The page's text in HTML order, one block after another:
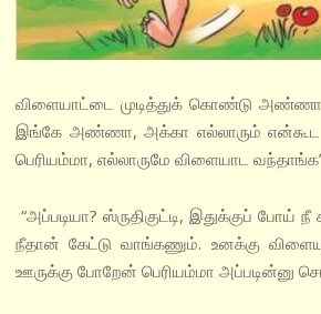
விளையாட்டை முடித்துக் கொண்டு அண்ணா
இங்கே அண்ணா, அக்கா எல்லாரும் என்கூட
பெரியம்மா, எல்லாருமே விளையாட
“அப்படியா? ஸ்ருதிகுட்டி, இதுக்குப்
நீதான் கேட்டு வாங்கணும். உனக்கு
ஊருக்கு போறேன் பெரியம்மா அப்படின்னு